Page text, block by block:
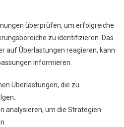
überprüfen, um erfolgreiche
zu identifizieren. Das
auf Überlastungen reagieren, kann
informieren.
Überlastungen, die zu
analysieren, um die Strategien